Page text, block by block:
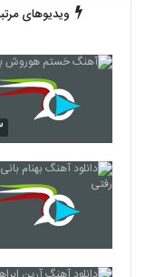
ویدیوهای